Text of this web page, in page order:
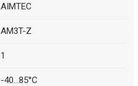
AIMTEC
AM3T-Z
1
-40...85°C